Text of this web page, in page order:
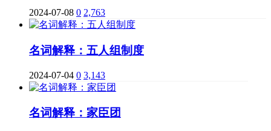
2024-07-08 0 2,763
名词解释：五人组制度
2024-07-04 0 3,143
名词解释：家臣团